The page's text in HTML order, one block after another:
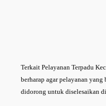
Terkait Pelayanan Terpadu
berharap agar pelayanan
didorong untuk diselesaikan